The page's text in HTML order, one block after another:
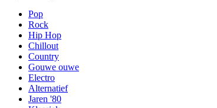
Pop
Rock
Hip Hop
Chillout
Country
Gouwe ouwe
Electro
Alternatief
Jaren '80